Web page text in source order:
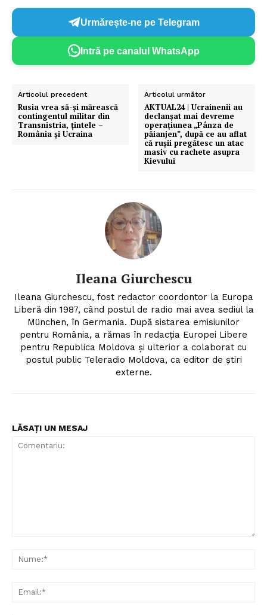
Urmărește-ne pe Telegram
Intră pe canalul WhatsApp
Articolul precedent
Rusia vrea să-și mărească
contingentul militar din
Transnistria, țintele –
România și Ucraina
Articolul următor
AKTUAL24 | Ucrainenii au
declanșat mai devreme
operațiunea „Pânza de
păianjen”, după ce au aflat
că rușii pregătesc un atac
masiv cu rachete asupra
Kievului
Ileana Giurchescu
Ileana Giurchescu, fost redactor coordontor la Europa
Liberă din 1987, când postul de radio mai avea sediul la
München, în Germania. După sistarea emisiunilor
pentru România, a rămas în redacția Europei Libere
pentru Republica Moldova și ulterior a colaborat cu
postul public Teleradio Moldova, ca editor de știri
externe.
LĂSAȚI UN MESAJ